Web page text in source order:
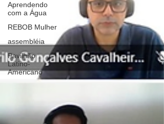
Aprendendo
com a Água
REBOB Mulher
assembléia
Pavilhão
Latino-
Americano